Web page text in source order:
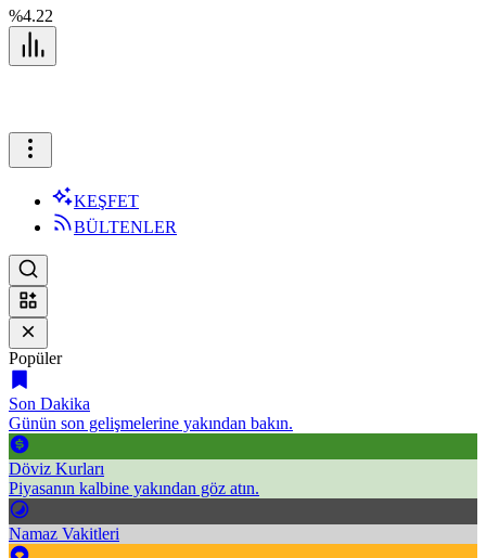
%4.22
KEŞFET
BÜLTENLER
Popüler
Son Dakika
Günün son gelişmelerine yakından bakın.
Döviz Kurları
Piyasanın kalbine yakından göz atın.
Namaz Vakitleri